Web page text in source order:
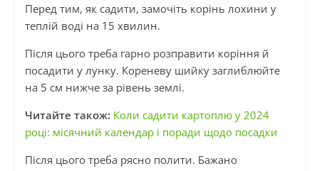
Перед тим, як садити, замочіть корінь лохини у
теплій воді на 15 хвилин.
Після цього треба гарно розправити коріння й
посадити у лунку. Кореневу шийку заглиблюйте
на 5 см нижче за рівень землі.
Читайте також: Коли садити картоплю у 2024
році: місячний календар і поради щодо посадки
Після цього треба рясно полити. Бажано